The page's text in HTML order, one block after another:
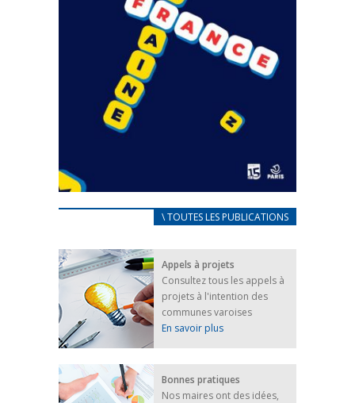
CARNET D’ACCUEIL
25 avril 2022
Afin d’accompagner au mieux les réfugiés
ukrainiens arrivés en France,...
FEUILLETER
\ TOUTES LES PUBLICATIONS
Appels à projets
Consultez tous les appels à
projets à l'intention des
communes varoises
En savoir plus
Bonnes pratiques
Nos maires ont des idées,